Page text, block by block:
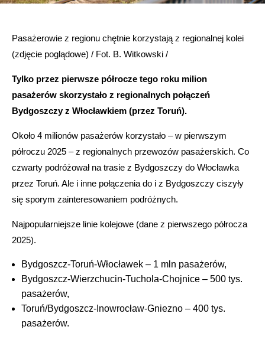
Pasażerowie z regionu chętnie korzystają z regionalnej kolei
(zdjęcie poglądowe) / Fot. B. Witkowski /
Tylko przez pierwsze półrocze tego roku milion
pasażerów skorzystało z regionalnych połączeń
Bydgoszczy z Włocławkiem (przez Toruń).
Około 4 milionów pasażerów korzystało – w pierwszym
półroczu 2025 – z regionalnych przewozów pasażerskich. Co
czwarty podróżował na trasie z Bydgoszczy do Włocławka
przez Toruń. Ale i inne połączenia do i z Bydgoszczy ciszyły
się sporym zainteresowaniem podróżnych.
Najpopularniejsze linie kolejowe (dane z pierwszego półrocza
2025).
Bydgoszcz-Toruń-Włocławek – 1 mln pasażerów,
Bydgoszcz-Wierzchucin-Tuchola-Chojnice – 500 tys.
pasażerów,
Toruń/Bydgoszcz-Inowrocław-Gniezno – 400 tys.
pasażerów.